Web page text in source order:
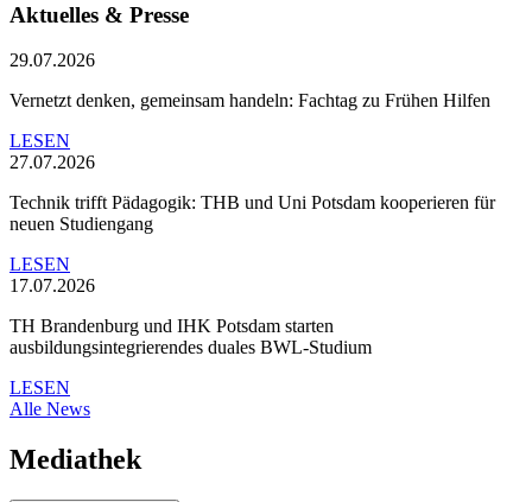
Aktuelles & Presse
29.07.2026
Vernetzt denken, gemeinsam handeln: Fachtag zu Frühen Hilfen
LESEN
27.07.2026
Technik trifft Pädagogik: THB und Uni Potsdam kooperieren für
neuen Studiengang
LESEN
17.07.2026
TH Brandenburg und IHK Potsdam starten
ausbildungsintegrierendes duales BWL-Studium
LESEN
Alle News
Mediathek